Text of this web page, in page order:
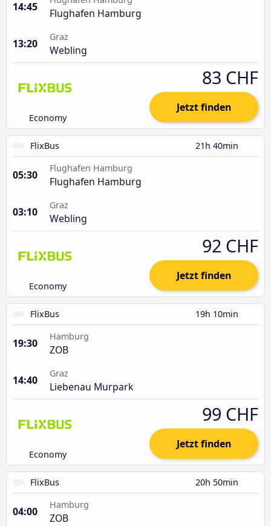
14:45 Flughafen Hamburg
13:20
Graz
Webling
Economy
83 CHF
Jetzt finden
FlixBus 21h 40min
05:30
Flughafen Hamburg
Flughafen Hamburg
03:10
Graz
Webling
Economy
92 CHF
Jetzt finden
FlixBus 19h 10min
19:30
Hamburg
ZOB
14:40
Graz
Liebenau Murpark
Economy
99 CHF
Jetzt finden
FlixBus 20h 50min
04:00
Hamburg
ZOB